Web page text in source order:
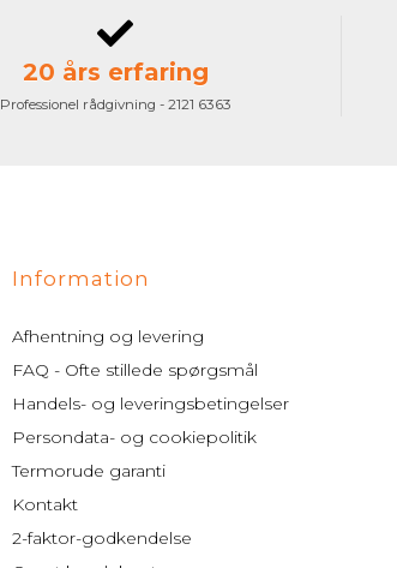
20 års erfaring
Professionel rådgivning - 2121 6363
Information
Afhentning og levering
FAQ - Ofte stillede spørgsmål
Handels- og leveringsbetingelser
Persondata- og cookiepolitik
Termorude garanti
Kontakt
2-faktor-godkendelse